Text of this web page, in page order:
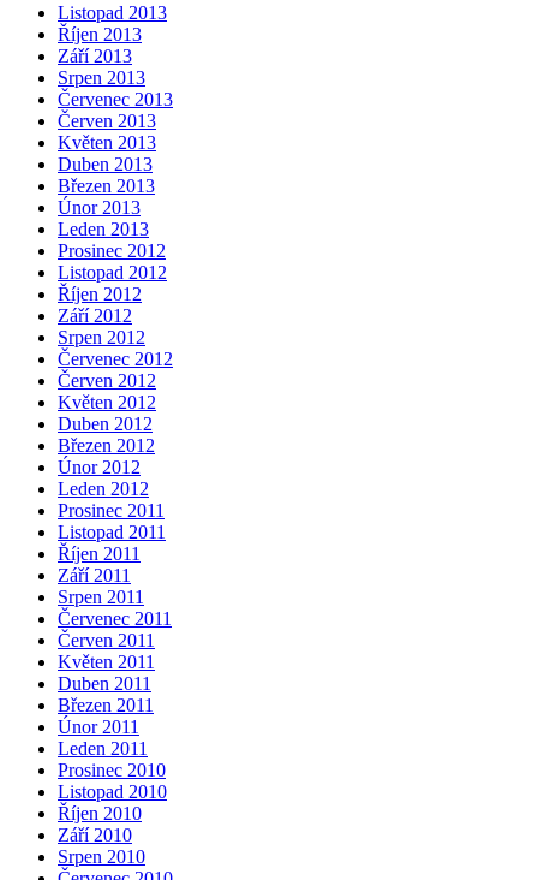
Listopad 2013
Říjen 2013
Září 2013
Srpen 2013
Červenec 2013
Červen 2013
Květen 2013
Duben 2013
Březen 2013
Únor 2013
Leden 2013
Prosinec 2012
Listopad 2012
Říjen 2012
Září 2012
Srpen 2012
Červenec 2012
Červen 2012
Květen 2012
Duben 2012
Březen 2012
Únor 2012
Leden 2012
Prosinec 2011
Listopad 2011
Říjen 2011
Září 2011
Srpen 2011
Červenec 2011
Červen 2011
Květen 2011
Duben 2011
Březen 2011
Únor 2011
Leden 2011
Prosinec 2010
Listopad 2010
Říjen 2010
Září 2010
Srpen 2010